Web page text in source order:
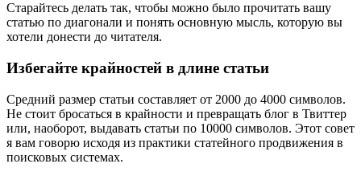
Старайтесь делать так, чтобы можно было прочитать вашу
статью по диагонали и понять основную мысль, которую вы
хотели донести до читателя.
Избегайте крайностей в длине статьи
Средний размер статьи составляет от 2000 до 4000 символов.
Не стоит бросаться в крайности и превращать блог в Твиттер
или, наоборот, выдавать статьи по 10000 символов. Этот совет
я вам говорю исходя из практики статейного продвижения в
поисковых системах.